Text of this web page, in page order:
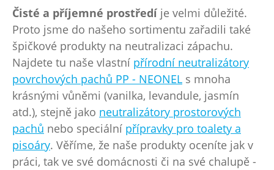
Čisté a příjemné prostředí je velmi důležité.
Proto jsme do našeho sortimentu zařadili také
špičkové produkty na neutralizaci zápachu.
Najdete tu naše vlastní přírodní neutralizátory
povrchových pachů PP - NEONEL s mnoha
krásnými vůněmi (vanilka, levandule, jasmín
atd.), stejně jako neutralizátory prostorových
pachů nebo speciální přípravky pro toalety a
pisoáry. Věříme, že naše produkty oceníte jak v
práci, tak ve své domácnosti či na své chalupě -